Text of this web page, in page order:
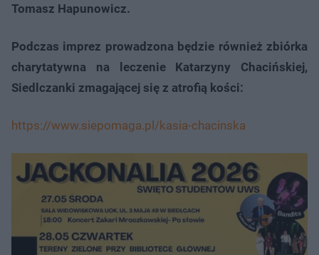
Tomasz Hapunowicz.
Podczas imprez prowadzona będzie również zbiórka
charytatywna na leczenie Katarzyny Chacińskiej,
Siedlczanki zmagającej się z atrofią kości:
https://www.siepomaga.pl/kasia-chacinska